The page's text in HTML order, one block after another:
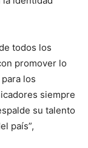
todos los
promover lo
los
siempre
su talento
país”,